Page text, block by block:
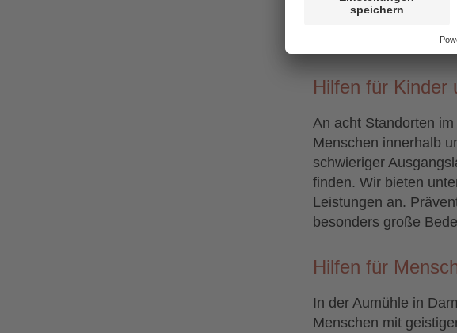
ambulante Hilfen. In
Einrichtung nur für
Hilfen für Kinder
An acht Standorten
Menschen innerhalb
schwieriger
finden. Wir bieten
Leistungen an.
besonders große
Hilfen für
In der Aumühle in
Menschen mit